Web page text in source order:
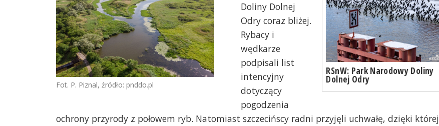
Fot. P. Piznal, źródło: pnddo.pl
RSnW: Park Narodowy Doliny
Dolnej Odry
Doliny Dolnej
Odry coraz bliżej.
Rybacy i
wędkarze
podpisali list
intencyjny
dotyczący
pogodzenia
ochrony przyrody z połowem ryb. Natomiast szczecińscy radni przyjęli uchwałę, dzięki której